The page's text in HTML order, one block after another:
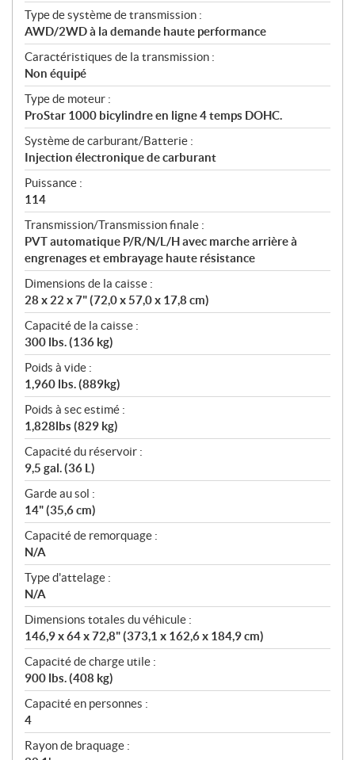
Type de système de transmission :
AWD/2WD à la demande haute performance
Caractéristiques de la transmission :
Non équipé
Type de moteur :
ProStar 1000 bicylindre en ligne 4 temps DOHC.
Système de carburant/Batterie :
Injection électronique de carburant
Puissance :
114
Transmission/Transmission finale :
PVT automatique P/R/N/L/H avec marche arrière à
engrenages et embrayage haute résistance
Dimensions de la caisse :
28 x 22 x 7" (72,0 x 57,0 x 17,8 cm)
Capacité de la caisse :
300 lbs. (136 kg)
Poids à vide :
1,960 lbs. (889kg)
Poids à sec estimé :
1,828lbs (829 kg)
Capacité du réservoir :
9,5 gal. (36 L)
Garde au sol :
14" (35,6 cm)
Capacité de remorquage :
N/A
Type d'attelage :
N/A
Dimensions totales du véhicule :
146,9 x 64 x 72,8" (373,1 x 162,6 x 184,9 cm)
Capacité de charge utile :
900 lbs. (408 kg)
Capacité en personnes :
4
Rayon de braquage :